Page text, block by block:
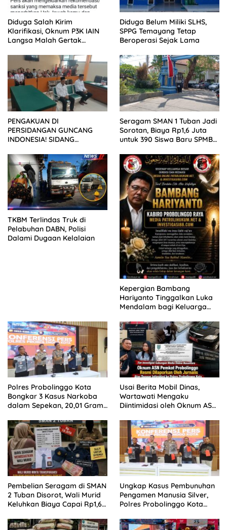
Diduga Salah Kirim
Klarifikasi, Oknum P3K IAIN
Langsa Malah Gertak
Diduga Belum Miliki SLHS,
SPPG Temayang Tetap
Beroperasi Sejak Lama
PENGAKUAN DI
PERSIDANGAN GUNCANG
INDONESIA! SIDANG
KELUARGA KORBAN
MENGAMUK DI PN MALANG
Seragam SMAN 1 Tuban Jadi
Sorotan, Biaya Rp1,6 Juta
untuk 390 Siswa Baru SPMB
TKBM Terlindas Truk di
Pelabuhan DABN, Polisi
Dalami Dugaan Kelalaian
Kepergian Bambang
Hariyanto Tinggalkan Luka
Mendalam bagi Keluarga
Polres Probolinggo Kota
Bongkar 3 Kasus Narkoba
dalam Sepekan, 20,01 Gram
Usai Berita Mobil Dinas,
Wartawati Mengaku
Diintimidasi oleh Oknum ASN
Tempuh Jalur Hukum
Pembelian Seragam di SMAN
2 Tuban Disorot, Wali Murid
Keluhkan Biaya Capai Rp1,6
Ungkap Kasus Pembunuhan
Pengamen Manusia Silver,
Polres Probolinggo Kota